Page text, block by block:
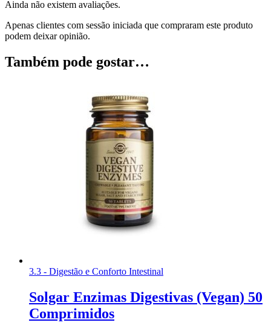
Ainda não existem avaliações.
Apenas clientes com sessão iniciada que compraram este produto
podem deixar opinião.
Também pode gostar…
3.3 - Digestão e Conforto Intestinal
Solgar Enzimas Digestivas (Vegan) 50
Comprimidos